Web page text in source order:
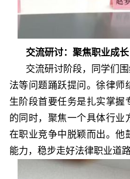
交流研讨：聚焦职业成
交流研讨阶段，同学们
法等问题踊跃提问。徐律师
生阶段首要任务是扎实掌握
的同时，聚焦一个具体行业
在职业竞争中脱颖而出。他
能力，稳步走好法律职业道